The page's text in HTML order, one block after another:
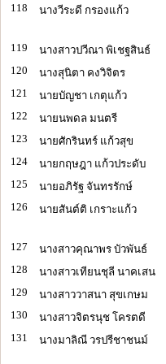
118 นางวีระดี กรองแก้ว
119
นางสาวปวีณา พิเชฐสินธ์
120
นางสุนิตา คงวิจิตร
121
นายบัญชา เกตุแก้ว
122
นายนพดล มนตรี
123
นายศักรินทร์ แก้วสุข
124
นายกฤษฎา แก้วประดับ
125
นายอภิรัฐ จันทรรักษ์
126
นายสันต์ติ เกราะแก้ว
127
นางสาวคุณาพร บัวพันธ์
128
นางสาวเทียนชุลี นาคเสน
129
นางสาววาสนา สุขเกษม
130
นางสาวจิตรนุช โครตดี
131
นางมาลิณี วรปรีชาชนม์